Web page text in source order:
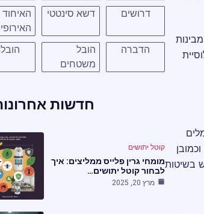
בשיטות
דרושים
דשא סינטטי
האיחוד
האירופי
הדברה
הובל
משטחים
חדשות
קוטל יתושים
מומחי גרין פלייס ממליצים: איך
לבחור קוטל יתושים…
מרץ 20, 2025